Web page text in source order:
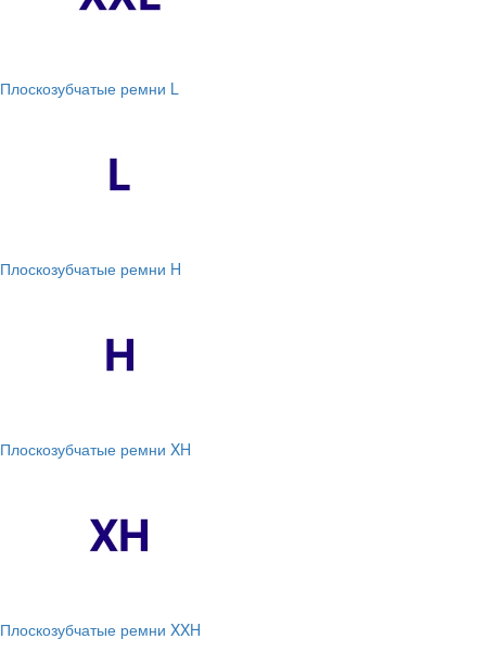
Плоскозубчатые ремни L
Плоскозубчатые ремни H
Плоскозубчатые ремни XH
Плоскозубчатые ремни XXH